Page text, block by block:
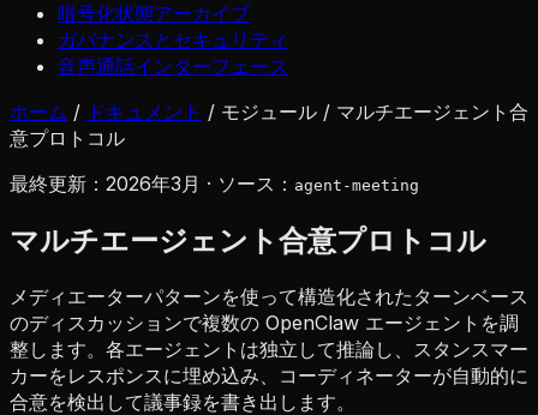
暗号化状態アーカイブ
ガバナンスとセキュリティ
音声通話インターフェース
ホーム / ドキュメント / モジュール / マルチエージェント合
意プロトコル
最終更新：2026年3月 · ソース： agent-meeting
マルチエージェント合意プロトコル
メディエーターパターンを使って構造化されたターンベース
のディスカッションで複数の OpenClaw エージェントを調
整します。各エージェントは独立して推論し、スタンスマー
カーをレスポンスに埋め込み、コーディネーターが自動的に
合意を検出して議事録を書き出します。